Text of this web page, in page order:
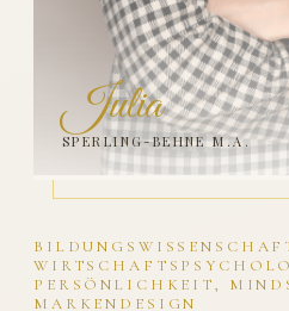
PERSÖNLICHKEIT,
MARKENDESIGN
Julia
SPERLING-BEHNE M.A.